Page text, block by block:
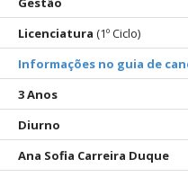
Licenciatura (1º Ciclo)
Informações no guia de
3 Anos
Diurno
Ana Sofia Carreira Duque